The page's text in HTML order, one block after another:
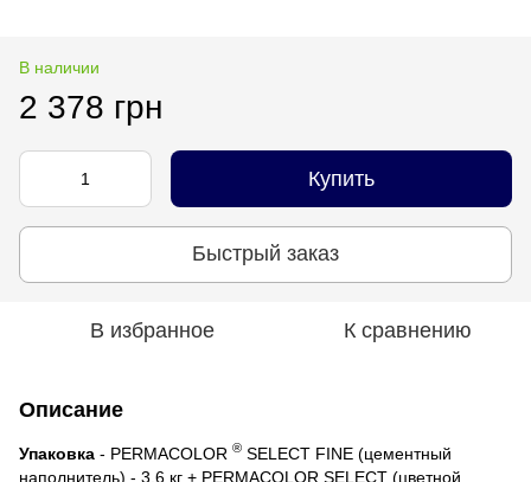
В наличии
2 378 грн
Купить
Быстрый заказ
В избранное К сравнению
Описание
Упаковка - PERMACOLOR ® SELECT FINE (цементный
наполнитель) - 3,6 кг + PERMACOLOR SELECT (цветной